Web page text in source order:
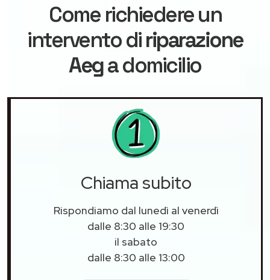
Come richiedere un
intervento diriparazione
Aega domicilio
Chiama subito
Rispondiamo dal lunedì al venerdì
dalle 8:30 alle 19:30
il sabato
dalle 8:30 alle 13:00